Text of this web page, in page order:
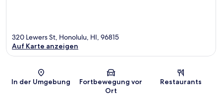
Karte
320 Lewers St, Honolulu, HI, 96815
Auf Karte anzeigen
In der Umgebung
Fortbewegung vor
Ort
Restaurants